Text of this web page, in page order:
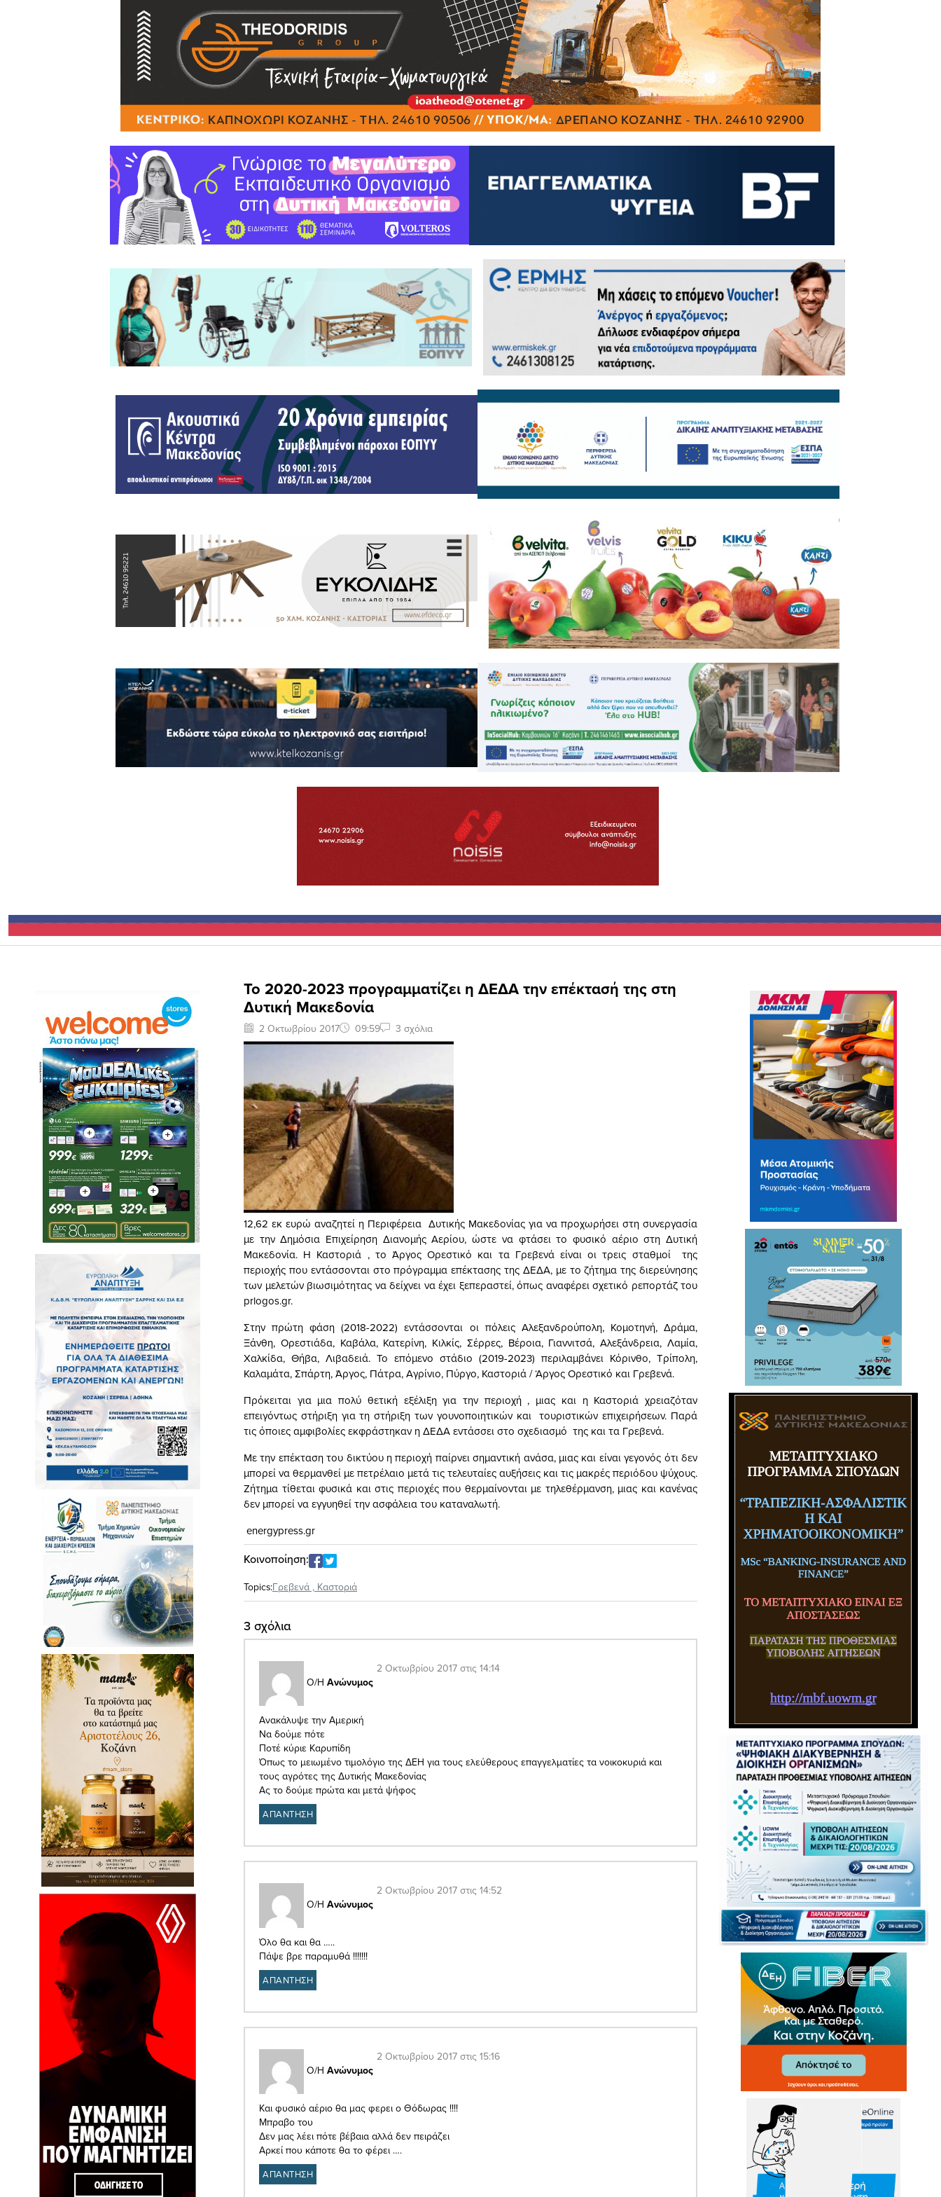
Το 2020-2023 προγραμματίζει η ΔΕΔΑ την επέκτασή της στη
Δυτική Μακεδονία
2 Οκτωβρίου 2017 09:59 3 σχόλια
12,62 εκ ευρώ αναζητεί η Περιφέρεια Δυτικής Μακεδονίας για να προχωρήσει στη συνεργασία
με την Δημόσια Επιχείρηση Διανομής Αερίου, ώστε να φτάσει το φυσικό αέριο στη Δυτική
Μακεδονία. Η Καστοριά , το Άργος Ορεστικό και τα Γρεβενά είναι οι τρεις σταθμοί της
περιοχής που εντάσσονται στο πρόγραμμα επέκτασης της ΔΕΔΑ, με το ζήτημα της διερεύνησης
των μελετών βιωσιμότητας να δείχνει να έχει ξεπεραστεί, όπως αναφέρει σχετικό ρεπορτάζ του
prlogos.gr.
Στην πρώτη φάση (2018-2022) εντάσσονται οι πόλεις Αλεξανδρούπολη, Κομοτηνή, Δράμα,
Ξάνθη, Ορεστιάδα, Καβάλα, Κατερίνη, Κιλκίς, Σέρρες, Βέροια, Γιαννιτσά, Αλεξάνδρεια, Λαμία,
Χαλκίδα, Θήβα, Λιβαδειά. Το επόμενο στάδιο (2019-2023) περιλαμβάνει Κόρινθο, Τρίπολη,
Καλαμάτα, Σπάρτη, Άργος, Πάτρα, Αγρίνιο, Πύργο, Καστοριά / ‘Αργος Ορεστικό και Γρεβενά.
Πρόκειται για μια πολύ θετική εξέλιξη για την περιοχή , μιας και η Καστοριά χρειαζόταν
επειγόντως στήριξη για τη στήριξη των γουνοποιητικών και τουριστικών επιχειρήσεων. Παρά
τις όποιες αμφιβολίες εκφράστηκαν η ΔΕΔΑ εντάσσει στο σχεδιασμό της και τα Γρεβενά.
Με την επέκταση του δικτύου η περιοχή παίρνει σημαντική ανάσα, μιας και είναι γεγονός ότι δεν
μπορεί να θερμανθεί με πετρέλαιο μετά τις τελευταίες αυξήσεις και τις μακρές περιόδου ψύχους.
Ζήτημα τίθεται φυσικά και στις περιοχές που θερμαίνονται με τηλεθέρμανση, μιας και κανένας
δεν μπορεί να εγγυηθεί την ασφάλεια του καταναλωτή.
energypress.gr
Κοινοποίηση:
Topics:Γρεβενά , Καστοριά
3 σχόλια
Ο/Η Ανώνυμος
2 Οκτωβρίου 2017 στις 14:14
Ανακάλυψε την Αμερική
Να δούμε πότε
Ποτέ κύριε Καρυπίδη
Όπως το μειωμένο τιμολόγιο της ΔΕΗ για τους ελεύθερους επαγγελματίες τα νοικοκυριά και
τους αγρότες της Δυτικής Μακεδονίας
Ας το δούμε πρώτα και μετά ψήφος
ΑΠΑΝΤΗΣΗ
Ο/Η Ανώνυμος
2 Οκτωβρίου 2017 στις 14:52
Όλο θα και θα …..
Πάψε βρε παραμυθά !!!!!!!
ΑΠΑΝΤΗΣΗ
Ο/Η Ανώνυμος
2 Οκτωβρίου 2017 στις 15:16
Και φυσικό αέριο θα μας φερει ο Θόδωρας !!!!
Μπραβο του
Δεν μας λέει πότε βέβαια αλλά δεν πειράζει
Αρκεί που κάποτε θα το φέρει ….
ΑΠΑΝΤΗΣΗ